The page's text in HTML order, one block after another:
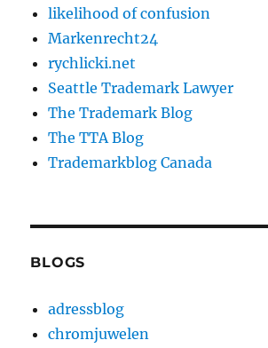
likelihood of confusion
Markenrecht24
rychlicki.net
Seattle Trademark Lawyer
The Trademark Blog
The TTA Blog
Trademarkblog Canada
BLOGS
adressblog
chromjuwelen